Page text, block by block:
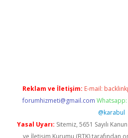
Reklam ve İletişim: E-mail:
forumhizmeti@gmail.com
@karabul
Yasal Uyarı: Sitemiz, 5651 Sayılı
ve İletişim Kurumu (BTK) tarafından